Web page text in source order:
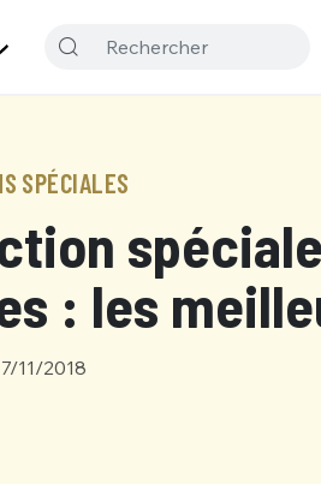
SPÉCIALES
: les
11/2018